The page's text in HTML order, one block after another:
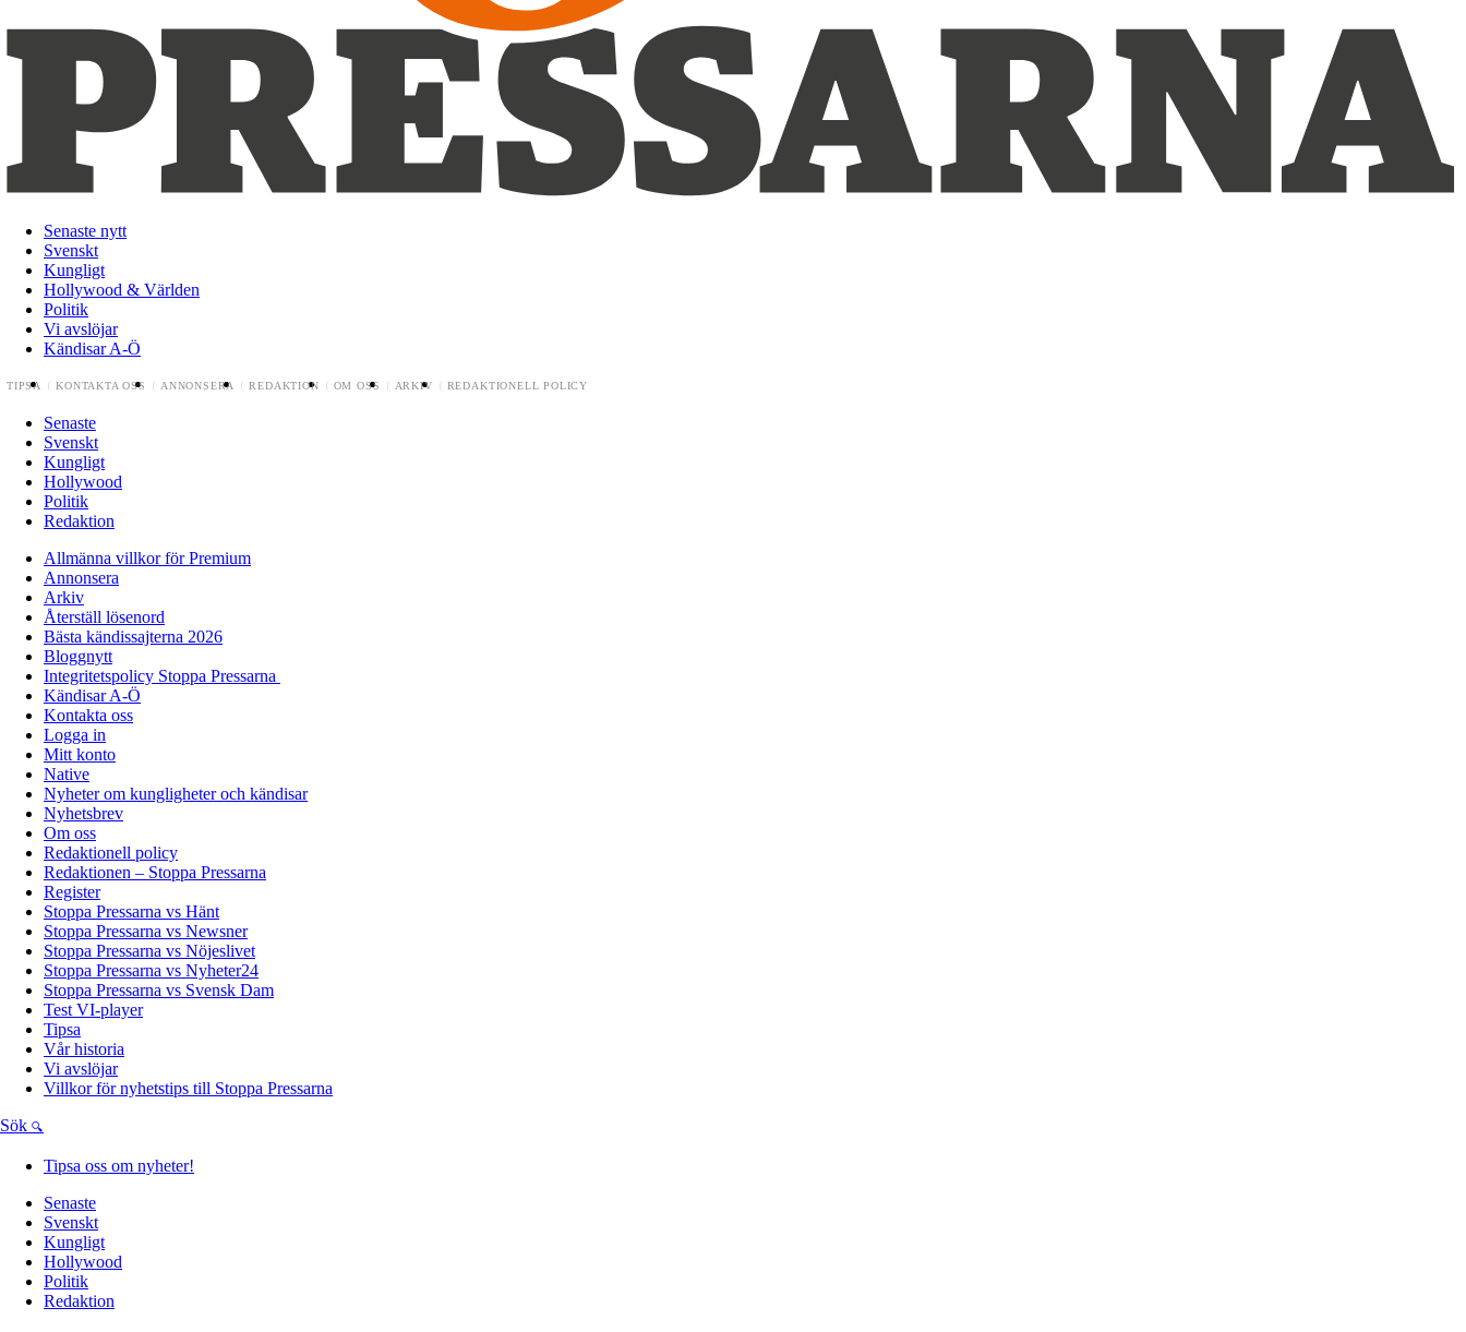
Senaste nytt
Svenskt
Kungligt
Hollywood & Världen
Politik
Vi avslöjar
Kändisar A-Ö
TIPSA KONTAKTA OSS ANNONSERA REDAKTION OM OSS ARKIV REDAKTIONELL POLICY
Senaste
Svenskt
Kungligt
Hollywood
Politik
Redaktion
Allmänna villkor för Premium
Annonsera
Arkiv
Återställ lösenord
Bästa kändissajterna 2026
Bloggnytt
Integritetspolicy Stoppa Pressarna
Kändisar A-Ö
Kontakta oss
Logga in
Mitt konto
Native
Nyheter om kungligheter och kändisar
Nyhetsbrev
Om oss
Redaktionell policy
Redaktionen – Stoppa Pressarna
Register
Stoppa Pressarna vs Hänt
Stoppa Pressarna vs Newsner
Stoppa Pressarna vs Nöjeslivet
Stoppa Pressarna vs Nyheter24
Stoppa Pressarna vs Svensk Dam
Test VI-player
Tipsa
Vår historia
Vi avslöjar
Villkor för nyhetstips till Stoppa Pressarna
Sök
Tipsa oss om nyheter!
Senaste
Svenskt
Kungligt
Hollywood
Politik
Redaktion